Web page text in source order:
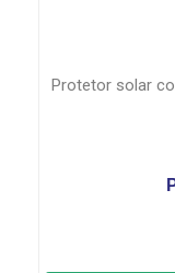
suplemento